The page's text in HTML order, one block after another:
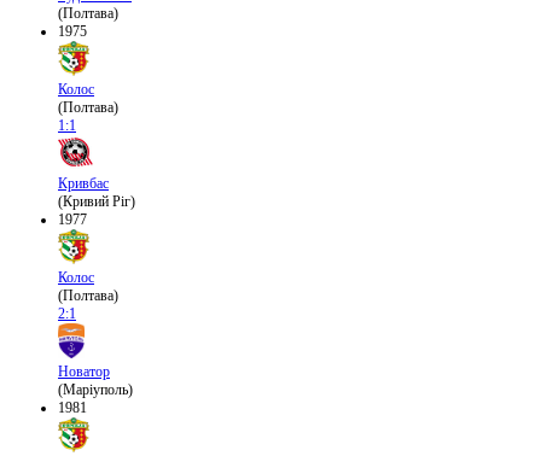
(Полтава)
1975
Колос
(Полтава)
1:1
Кривбас
(Кривий Ріг)
1977
Колос
(Полтава)
2:1
Новатор
(Маріуполь)
1981